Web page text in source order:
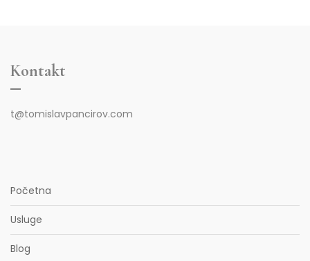
Kontakt
t@tomislavpancirov.com
Početna
Usluge
Blog